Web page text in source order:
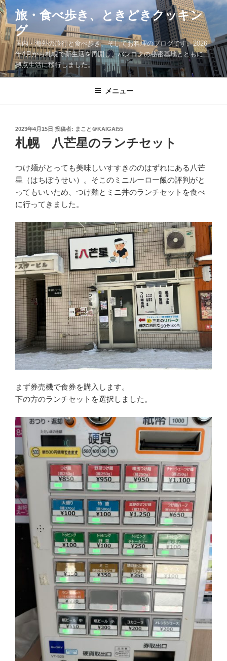
コ
ン
テ
ン
ツ
へ
ス
旅・食べ歩き、ときどきクッキン
グ
国内・海外の旅行と食べ歩き、そしてお料理のブログです。2026
年4月から札幌で新生活を再開し、バンコクの秘密基地とともに二
拠点生活に移行しました。
メニュー
投
稿
日:
2023年4月15日 投稿者: まこと＠KAIGAI55
札幌 八芒星のランチセット
つけ麺がとっても美味しいすすきののはずれにある八芒
星（はちぼうせい）。そこのミニルーロー飯の評判がと
ってもいいため、つけ麺とミニ丼のランチセットを食べ
に行ってきました。
まず券売機で食券を購入します。
下の方のランチセットを選択しました。